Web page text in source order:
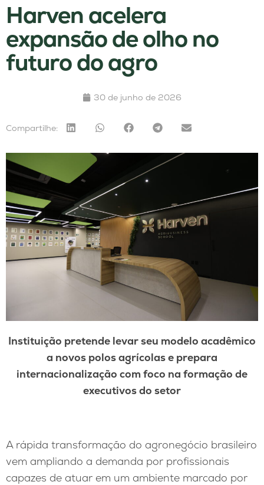
Harven acelera
expansão de olho no
futuro do agro
30 de junho de 2026
Compartilhe:
Instituição pretende levar seu modelo acadêmico
a novos polos agrícolas e prepara
internacionalização com foco na formação de
executivos do setor
A rápida transformação do agronegócio brasileiro
vem ampliando a demanda por profissionais
capazes de atuar em um ambiente marcado por